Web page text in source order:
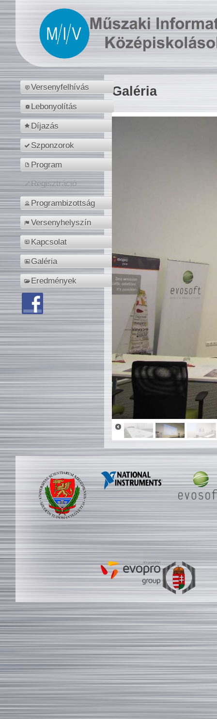
Versenyfelhívás
Lebonyolítás
Díjazás
Szponzorok
Program
Regisztráció
Programbizottság
Versenyhelyszín
Kapcsolat
Galéria
Eredmények
Galéria